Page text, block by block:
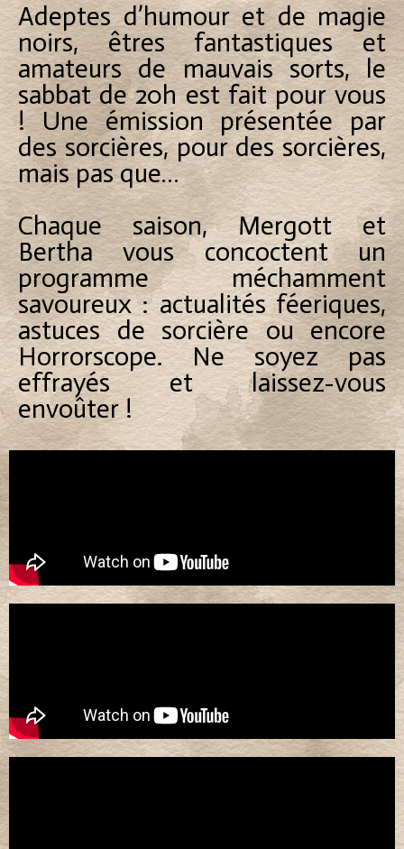
Adeptes d’humour et de magie
noirs, êtres fantastiques et
amateurs de mauvais sorts, le
sabbat de 20h est fait pour vous
! Une émission présentée par
des sorcières, pour des sorcières,
mais pas que…
Chaque saison, Mergott et
Bertha vous concoctent un
programme méchamment
savoureux : actualités féeriques,
astuces de sorcière ou encore
Horrorscope. Ne soyez pas
effrayés et laissez-vous
envoûter !